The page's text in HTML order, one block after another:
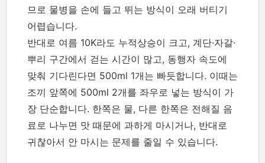
므로 물병을 손에 들고 뛰는 방식이 오래 버티기
어렵습니다.
반대로 여름 10K라도 누적상승이 크고, 계단·자갈·
뿌리 구간에서 걷는 시간이 많고, 동행자 속도에
맞춰 기다린다면 500ml 1개는 빠듯합니다. 이때는
조끼 앞쪽에 500ml 2개를 좌우로 넣는 방식이 가
장 단순합니다. 한쪽은 물, 다른 한쪽은 전해질 음
료로 나누면 맛 때문에 과하게 마시거나, 반대로
귀찮아서 안 마시는 문제를 줄일 수 있습니다.